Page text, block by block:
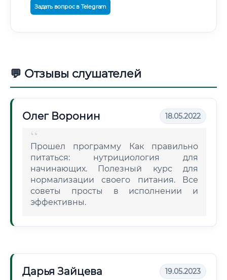
Задать вопрос в Telegram
💬 Отзывы слушателей
Олег Воронин 18.05.2022
Прошел программу Как правильно
питаться: нутрициология для
начинающих. Полезный курс для
нормализации своего питания. Все
советы просты в исполнении и
эффективны.
Дарья Зайцева 19.05.2023